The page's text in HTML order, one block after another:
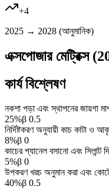
+4
2025 → 2028 (আনুমানিক)
এক্সপোজার মেট্রিক্স
কার্য বিশ্লেষণ
নকশা পড়া এবং স্থাপনের জায়গা
25%β 0.5
নির্দিষ্টকরণ অনুযায়ী কাচ কাটা ও
8%β 0
কাচের প্যানেল বসানো এবং সিলান্ট
5%β 0
উপকরণ খরচ অনুমান করা এবং
40%β 0.5